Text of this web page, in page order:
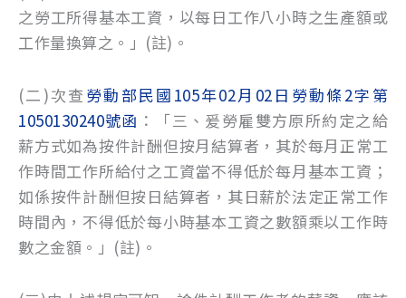
之勞工所得基本工資，以每日工作八小時之生產額或
工作量換算之。」(註)。
(二)次查 勞動部民國105年02月02日勞動條2字第
1050130240號函 ：「三、爰勞雇雙方原所約定之給
薪方式如為按件計酬但按月結算者，其於每月正常工
作時間工作所給付之工資當不得低於每月基本工資；
如係按件計酬但按日結算者，其日薪於法定正常工作
時間內，不得低於每小時基本工資之數額乘以工作時
數之金額。」(註)。